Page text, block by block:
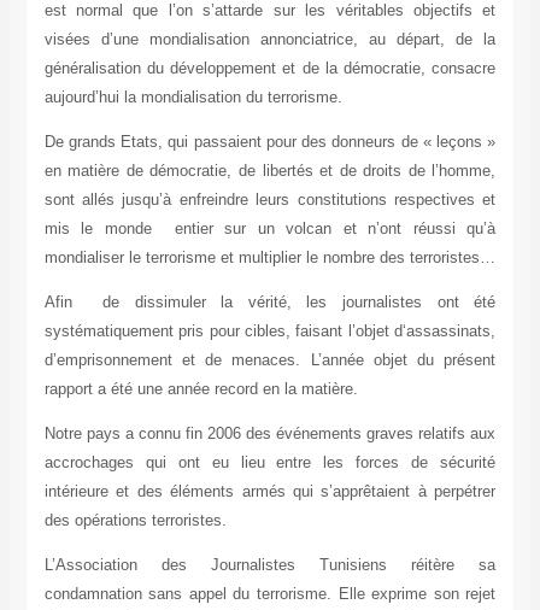
est normal que l’on s’attarde sur les véritables objectifs et
visées d’une mondialisation annonciatrice, au départ, de la
généralisation du développement et de la démocratie, consacre
aujourd’hui la mondialisation du terrorisme.
De grands Etats, qui passaient pour des donneurs de « leçons »
en matière de démocratie, de libertés et de droits de l’homme,
sont allés jusqu’à enfreindre leurs constitutions respectives et
mis le monde entier sur un volcan et n’ont réussi qu’à
mondialiser le terrorisme et multiplier le nombre des terroristes…
Afin de dissimuler la vérité, les journalistes ont été
systématiquement pris pour cibles, faisant l’objet d‘assassinats,
d’emprisonnement et de menaces. L’année objet du présent
rapport a été une année record en la matière.
Notre pays a connu fin 2006 des événements graves relatifs aux
accrochages qui ont eu lieu entre les forces de sécurité
intérieure et des éléments armés qui s’apprêtaient à perpétrer
des opérations terroristes.
L’Association des Journalistes Tunisiens réitère sa
condamnation sans appel du terrorisme. Elle exprime son rejet